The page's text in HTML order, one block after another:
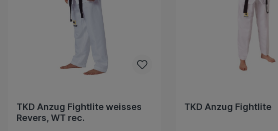
TKD Anzug Fightlite weisses
Revers, WT rec.
TKD Anzug Fightlite